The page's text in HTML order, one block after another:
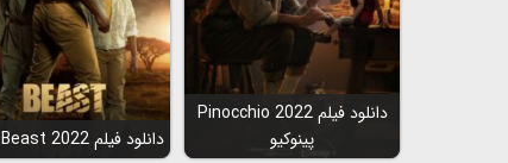
دانلود فیلم Pinocchio 2022
پینوکیو
دانلود فیلم Beast 2022 هیولا